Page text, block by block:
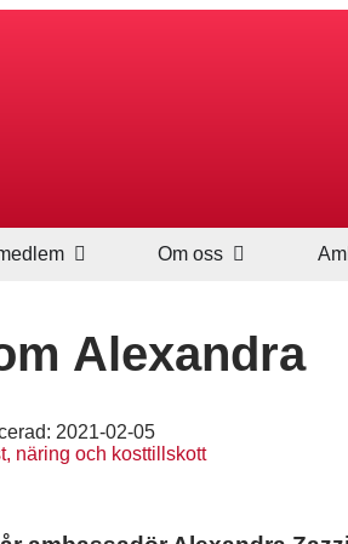
Om oss
Alexandra
2021-02-05
näring och kosttillskott